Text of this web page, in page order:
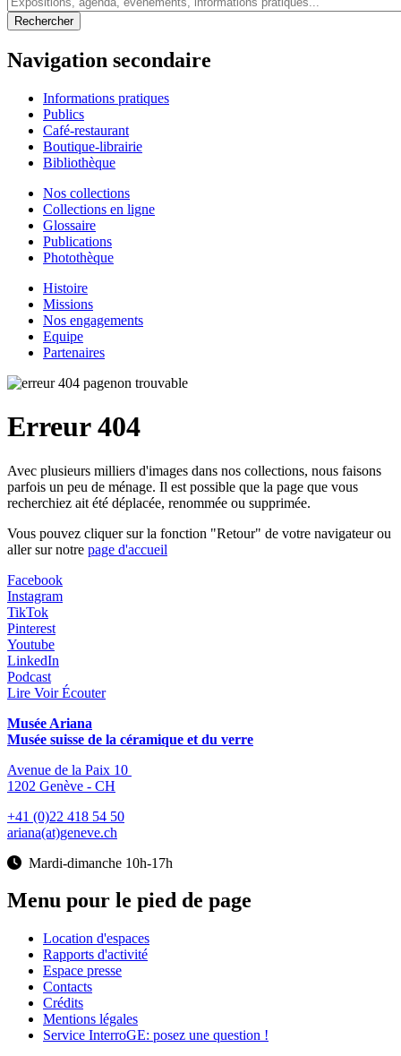
Navigation secondaire
Informations pratiques
Publics
Café-restaurant
Boutique-librairie
Bibliothèque
Nos collections
Collections en ligne
Glossaire
Publications
Photothèque
Histoire
Missions
Nos engagements
Equipe
Partenaires
Erreur 404
Avec plusieurs milliers d'images dans nos collections, nous faisons
parfois un peu de ménage. Il est possible que la page que vous
recherchiez ait été déplacée, renommée ou supprimée.
Vous pouvez cliquer sur la fonction "Retour" de votre navigateur ou
aller sur notre page d'accueil
Facebook
Instagram
TikTok
Pinterest
Youtube
LinkedIn
Podcast
Lire Voir Écouter
Musée Ariana
Musée suisse de la céramique et du verre
Avenue de la Paix 10
1202 Genève - CH
+41 (0)22 418 54 50
ariana(at)geneve.ch
Mardi-dimanche 10h-17h
Menu pour le pied de page
Location d'espaces
Rapports d'activité
Espace presse
Contacts
Crédits
Mentions légales
Service InterroGE: posez une question !